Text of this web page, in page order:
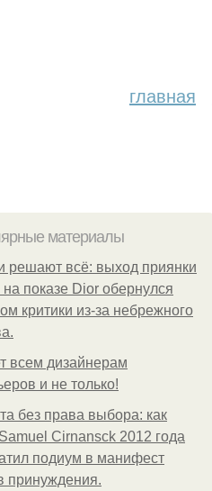
главная
материалы
решают всё: выход приянки
показе Dior обернулся
критики из-за небрежного
всем дизайнерам
и не только!
без права выбора: как
Cirnansck 2012 года
подиум в манифест
принуждения.